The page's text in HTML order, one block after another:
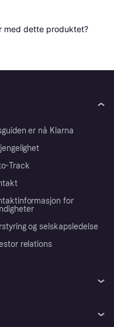
med dette produktet?
er nå Klarna
Track
for
og selskapsledelse
relations